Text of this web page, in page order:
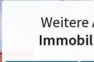
Weitere